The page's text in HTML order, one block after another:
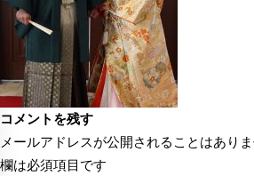
コメントを残す
メールアドレスが公開されることはありま
欄は必須項目です